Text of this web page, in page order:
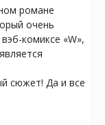
романе
очень
комиксе «W»,
сюжет! Да и все